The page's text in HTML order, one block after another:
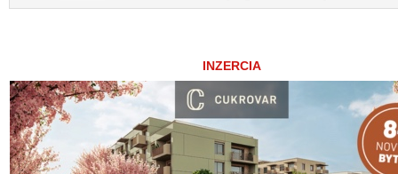
INZERCIA